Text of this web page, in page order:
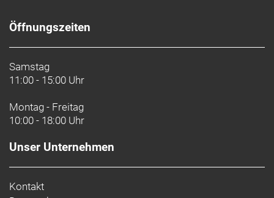
Öffnungszeiten
Samstag
11:00 - 15:00 Uhr
Montag - Freitag
10:00 - 18:00 Uhr
Unser Unternehmen
Kontakt